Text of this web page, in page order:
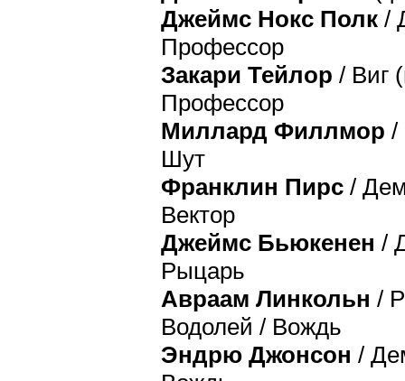
Джеймс Нокс Полк /
Профессор
Закари Тейлор / Виг
Профессор
Миллард Филлмор /
Шут
Франклин Пирс /
Вектор
Джеймс Бьюкенен /
Рыцарь
Авраам Линкольн /
Водолей / Вождь
Эндрю Джонсон /